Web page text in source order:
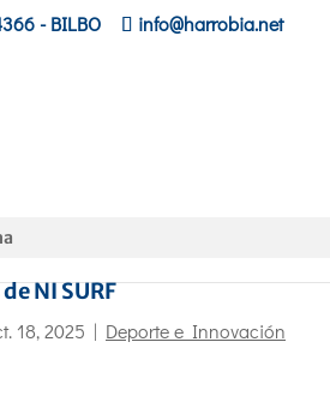
- BILBO info@harrobia.net
NI SURF
18, 2025 | Deporte e Innovación